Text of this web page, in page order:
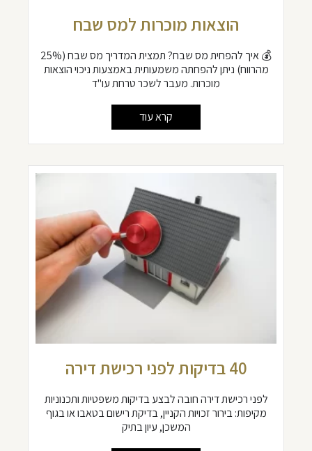
הוצאות מוכרות למס שבח
💰 איך להפחית מס שבח? תמצית המדריך מס שבח (25%
מהרווח) ניתן להפחתה משמעותית באמצעות ניכוי הוצאות
מוכרות. מעבר לשכר טרחת עו"ד
קרא עוד
40 בדיקות לפני רכישת דירה
לפני רכישת דירה חובה לבצע בדיקות משפטיות ותכנוניות
מקיפות: בירור זכויות הקניין, בדיקת רישום בטאבו או בגוף
המשכן, עיון בתיק